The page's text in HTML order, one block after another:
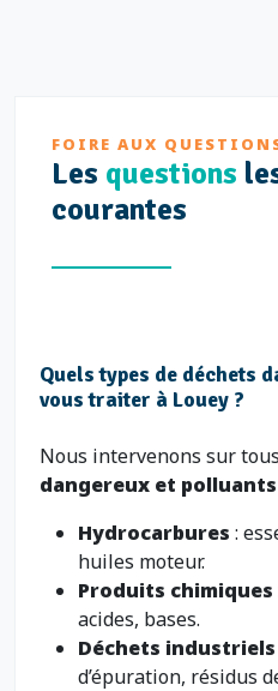
FOIRE AUX
Les questions
courantes
Quels types de déchets
vous traiter à Louey ?
Nous intervenons sur
dangereux et
Hydrocarbures :
huiles moteur.
Produits chimiques
acides, bases.
Déchets industriels
d’épuration, résidus